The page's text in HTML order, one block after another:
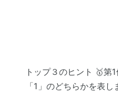
トップ３のヒント 🥇第
「1」のどちらかを表